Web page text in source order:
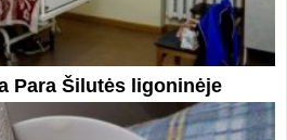
Para Šilutės ligoninėje